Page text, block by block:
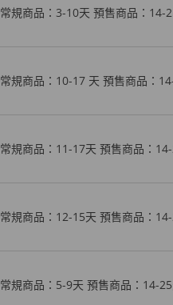
常規商品：3-10天 預售商品 ：14-
常規商品：10-17 天 預售商品 ：
常規商品：11-17天 預售商品 ：
常規商品：12-15天 預售商品 ：
常規商品：5-9天 預售商品：14-